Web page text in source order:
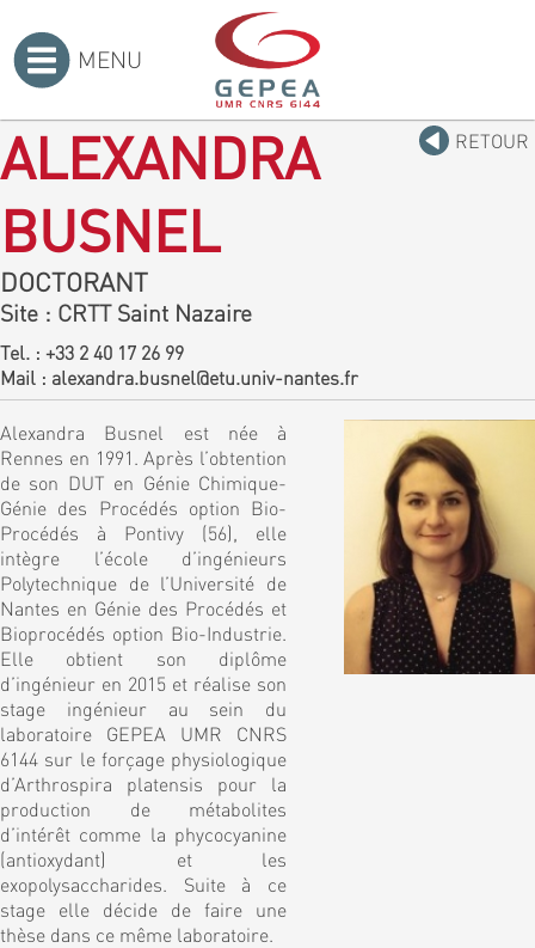
MENU
RETOUR
ALEXANDRA
BUSNEL
DOCTORANT
Site : CRTT Saint Nazaire
Tel. : +33 2 40 17 26 99
Mail : alexandra.busnel@etu.univ-nantes.fr
Alexandra Busnel est née à
Rennes en 1991. Après l’obtention
de son DUT en Génie Chimique-
Génie des Procédés option Bio-
Procédés à Pontivy (56), elle
intègre l’école d’ingénieurs
Polytechnique de l’Université de
Nantes en Génie des Procédés et
Bioprocédés option Bio-Industrie.
Elle obtient son diplôme
d’ingénieur en 2015 et réalise son
stage ingénieur au sein du
laboratoire GEPEA UMR CNRS
6144 sur le forçage physiologique
d’Arthrospira platensis pour la
production de métabolites
d’intérêt comme la phycocyanine
(antioxydant) et les
exopolysaccharides. Suite à ce
stage elle décide de faire une
thèse dans ce même laboratoire.